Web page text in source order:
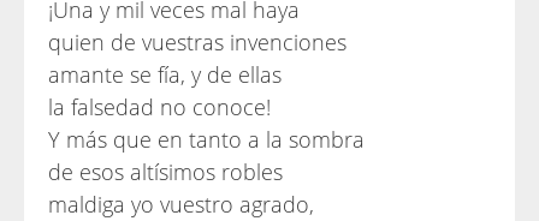
¡Una y mil veces mal haya
quien de vuestras invenciones
amante se fía, y de ellas
la falsedad no conoce!
Y más que en tanto a la sombra
de esos altísimos robles
maldiga yo vuestro agrado,